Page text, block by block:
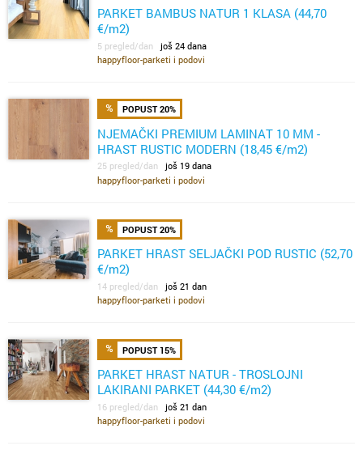
PARKET BAMBUS NATUR 1 KLASA (44,70
€/m2)
5 pregled/dan još 24 dana
happyfloor-parketi i podovi
POPUST 20%
NJEMAČKI PREMIUM LAMINAT 10 MM -
HRAST RUSTIC MODERN (18,45 €/m2)
25 pregled/dan još 19 dana
happyfloor-parketi i podovi
POPUST 20%
PARKET HRAST SELJAČKI POD RUSTIC (52,70
€/m2)
14 pregled/dan još 21 dan
happyfloor-parketi i podovi
POPUST 15%
PARKET HRAST NATUR - TROSLOJNI
LAKIRANI PARKET (44,30 €/m2)
16 pregled/dan još 21 dan
happyfloor-parketi i podovi